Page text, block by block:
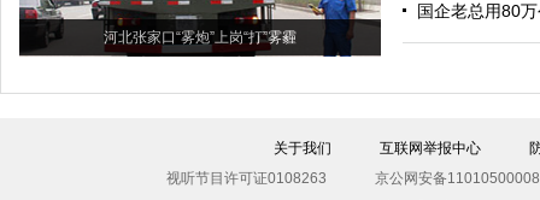
河北张家口“雾炮”上岗“打”雾霾
国企老总用80
关于我们 互联网举报中心
视听节目许可证0108263
京公网安备